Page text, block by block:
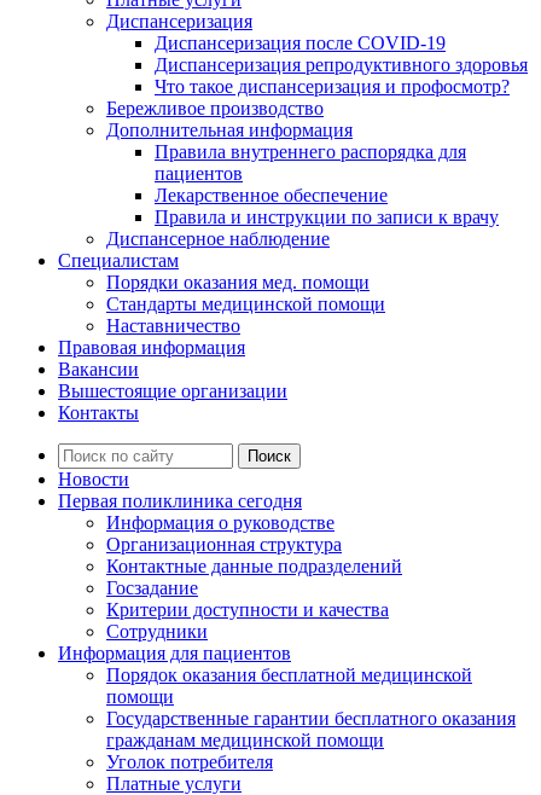
Диспансеризация
Диспансеризация после COVID-19
Диспансеризация репродуктивного здоровья
Что такое диспансеризация и профосмотр?
Бережливое производство
Дополнительная информация
Правила внутреннего распорядка для
пациентов
Лекарственное обеспечение
Правила и инструкции по записи к врачу
Диспансерное наблюдение
Специалистам
Порядки оказания мед. помощи
Стандарты медицинской помощи
Наставничество
Правовая информация
Вакансии
Вышестоящие организации
Контакты
Новости
Первая поликлиника сегодня
Информация о руководстве
Организационная структура
Контактные данные подразделений
Госзадание
Критерии доступности и качества
Сотрудники
Информация для пациентов
Порядок оказания бесплатной медицинской
помощи
Государственные гарантии бесплатного оказания
гражданам медицинской помощи
Уголок потребителя
Платные услуги